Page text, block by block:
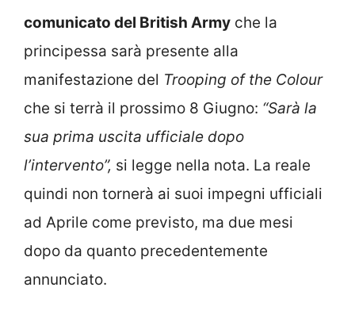
comunicato del British Army che la
principessa sarà presente alla
manifestazione del Trooping of the Colour
che si terrà il prossimo 8 Giugno: “Sarà la
sua prima uscita ufficiale dopo
l’intervento”, si legge nella nota. La reale
quindi non tornerà ai suoi impegni ufficiali
ad Aprile come previsto, ma due mesi
dopo da quanto precedentemente
annunciato.